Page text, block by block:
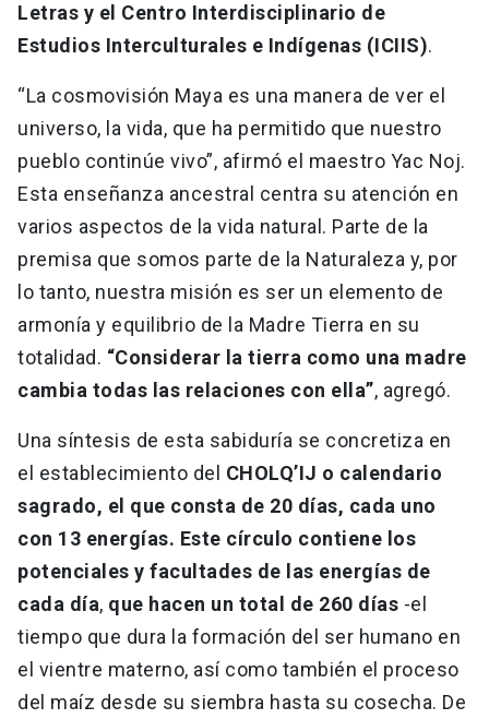
Letras y el Centro Interdisciplinario de
Estudios Interculturales e Indígenas (ICIIS).
“La cosmovisión Maya es una manera de ver el
universo, la vida, que ha permitido que nuestro
pueblo continúe vivo”, afirmó el maestro Yac Noj.
Esta enseñanza ancestral centra su atención en
varios aspectos de la vida natural. Parte de la
premisa que somos parte de la Naturaleza y, por
lo tanto, nuestra misión es ser un elemento de
armonía y equilibrio de la Madre Tierra en su
totalidad. “Considerar la tierra como una madre
cambia todas las relaciones con ella”, agregó.
Una síntesis de esta sabiduría se concretiza en
el establecimiento del CHOLQ’IJ o calendario
sagrado, el que consta de 20 días, cada uno
con 13 energías. Este círculo contiene los
potenciales y facultades de las energías de
cada día, que hacen un total de 260 días -el
tiempo que dura la formación del ser humano en
el vientre materno, así como también el proceso
del maíz desde su siembra hasta su cosecha. De